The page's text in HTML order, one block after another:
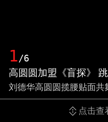
1/6
高圆圆加盟《盲探》
刘德华高圆圆揽腰贴面共
点击查